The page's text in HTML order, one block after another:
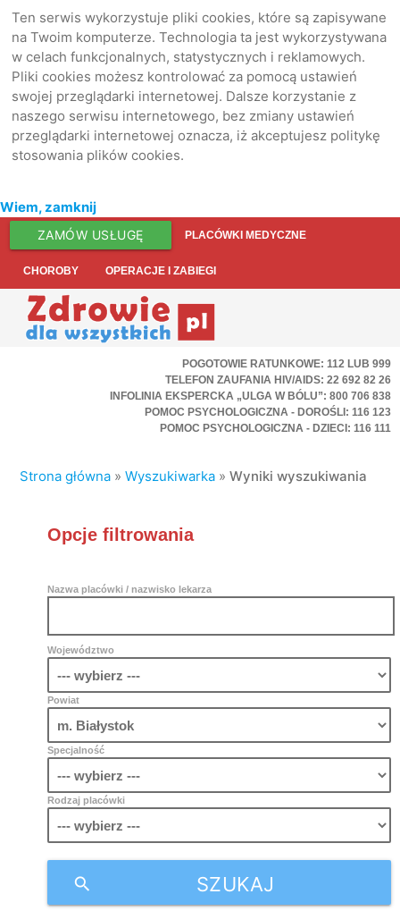
Ten serwis wykorzystuje pliki cookies, które są zapisywane
na Twoim komputerze. Technologia ta jest wykorzystywana
w celach funkcjonalnych, statystycznych i reklamowych.
Pliki cookies możesz kontrolować za pomocą ustawień
swojej przeglądarki internetowej. Dalsze korzystanie z
naszego serwisu internetowego, bez zmiany ustawień
przeglądarki internetowej oznacza, iż akceptujesz politykę
stosowania plików cookies.
Wiem, zamknij
ZAMÓW USŁUGĘ PLACÓWKI MEDYCZNE
CHOROBY OPERACJE I ZABIEGI
POGOTOWIE RATUNKOWE: 112 LUB 999
TELEFON ZAUFANIA HIV/AIDS: 22 692 82 26
INFOLINIA EKSPERCKA „ULGA W BÓLU”: 800 706 838
POMOC PSYCHOLOGICZNA - DOROŚLI: 116 123
POMOC PSYCHOLOGICZNA - DZIECI: 116 111
Strona główna »Wyszukiwarka »Wyniki wyszukiwania
Opcje filtrowania
Nazwa placówki / nazwisko lekarza
Województwo
Powiat
Specjalność
Rodzaj placówki
SZUKAJ
search